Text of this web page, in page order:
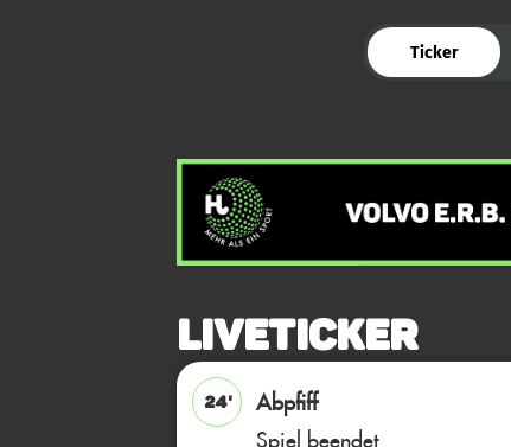
Ticker
Liveticker
24'
Abpfiff
Spiel beendet